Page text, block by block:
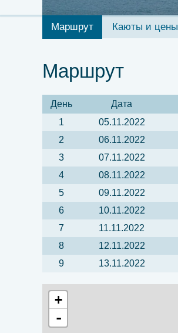
Маршрут Каюты и цены
Маршрут
День Дата
1
05.11.2022
2
06.11.2022
3
07.11.2022
4
08.11.2022
5
09.11.2022
6
10.11.2022
7
11.11.2022
8
12.11.2022
9
13.11.2022
+
-